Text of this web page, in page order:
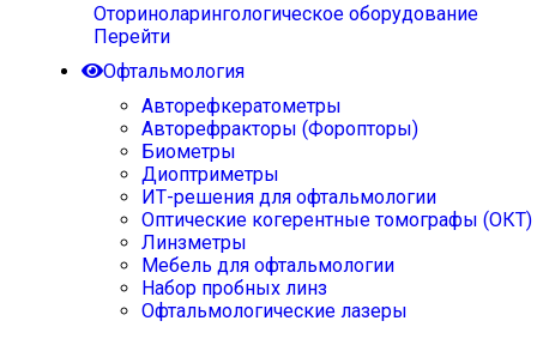
Оториноларингологическое оборудование
Перейти
Офтальмология
Авторефкератометры
Авторефракторы (Форопторы)
Биометры
Диоптриметры
ИТ-решения для офтальмологии
Оптические когерентные томографы (ОКТ)
Линзметры
Мебель для офтальмологии
Набор пробных линз
Офтальмологические лазеры